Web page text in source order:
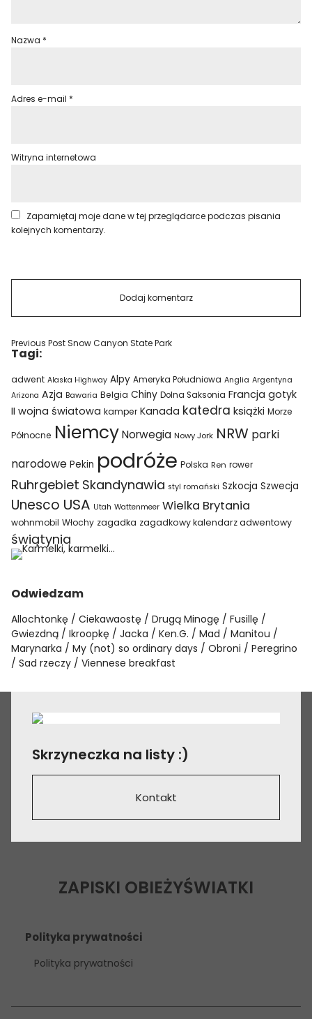
Nazwa *
Adres e-mail *
Witryna internetowa
Zapamiętaj moje dane w tej przeglądarce podczas pisania
kolejnych komentarzy.
Previous PostSnow Canyon State Park
Tagi:
adwent Alaska Highway Alpy Ameryka Południowa Anglia Argentyna
Arizona Azja Bawaria Belgia Chiny Dolna Saksonia Francja gotyk
II wojna światowa kamper Kanada katedra książki Morze
Północne Niemcy Norwegia Nowy Jork NRW parki
narodowe Pekin podróże Polska Ren rower
Ruhrgebiet Skandynawia styl romański Szkocja Szwecja
Unesco USA Utah Wattenmeer Wielka Brytania
wohnmobil Włochy zagadka zagadkowy kalendarz adwentowy
świątynia
Odwiedzam
Allochtonkę Ciekawaostę Drugą Minogę
Fusillę
Gwiezdną
Ikroopkę Jacka Ken.G. Mad
Manitou
Marynarka
My (not) so ordinary days Obroni
Peregrino
Sad rzeczy
Viennese breakfast
Skrzyneczka na listy :)
Kontakt
ZAPISKI OBIEŻYŚWIATKI
Polityka prywatności
Polityka prywatności